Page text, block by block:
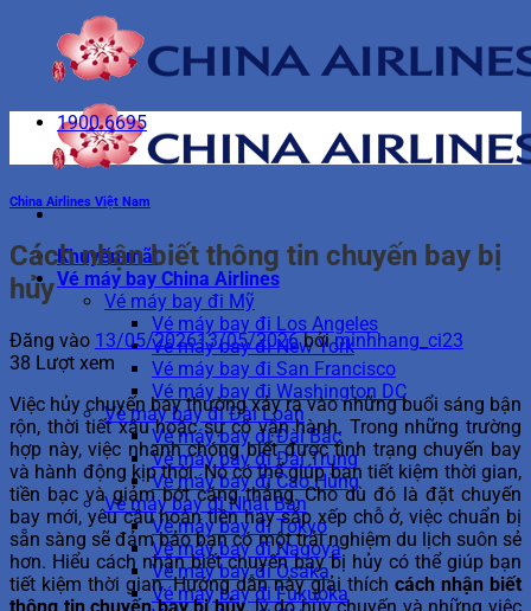
Khuyến mãi
Vé máy bay China Airlines
Vé máy bay đi Mỹ
Vé máy bay đi Los Angeles
Vé máy bay đi New York
Vé máy bay đi San Francisco
Vé máy bay đi Washington DC
Vé máy bay đi Đài Loan
Vé máy bay đi Đài Bắc
Vé máy bay đi Đài Trung
Vé máy bay đi Cao Hùng
Vé máy bay đi Nhật Bản
Vé máy bay đi Tokyo
Vé máy bay đi Nagoya
Vé máy bay đi Osaka
Vé máy bay đi Fukuoka
1900 6695
China Airlines Việt Nam
Cách nhận biết thông tin chuyến bay bị
hủy
Đăng vào 13/05/202613/05/2026 bởiminhhang_ci23
38 Lượt xem
Việc hủy chuyến bay thường xảy ra vào những buổi sáng bận
rộn, thời tiết xấu hoặc sự cố vận hành. Trong những trường
hợp này, việc nhanh chóng biết được tình trạng chuyến bay
và hành động kịp thời. Nó có thể giúp bạn tiết kiệm thời gian,
tiền bạc và giảm bớt căng thẳng. Cho dù đó là đặt chuyến
bay mới, yêu cầu hoàn tiền hay sắp xếp chỗ ở, việc chuẩn bị
sẵn sàng sẽ đảm bảo bạn có một trải nghiệm du lịch suôn sẻ
hơn. Hiểu cách nhận biết chuyến bay bị hủy có thể giúp bạn
tiết kiệm thời gian. Hướng dẫn này giải thích cách nhận biết